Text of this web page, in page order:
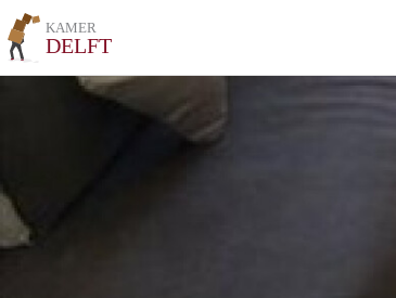
KAMER
DELFT